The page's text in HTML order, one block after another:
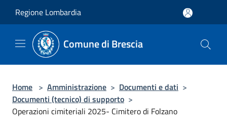
Regione Lombardia
Comune di Brescia
Home > Amministrazione > Documenti e dati >
Documenti (tecnico) di supporto >
Operazioni cimiteriali 2025- Cimitero di Folzano